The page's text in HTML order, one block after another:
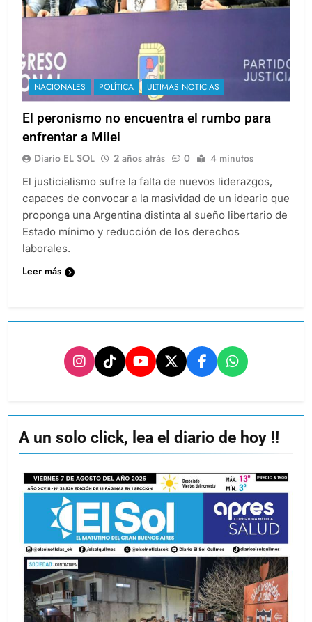
NACIONALES POLÍTICA ULTIMAS NOTICIAS
El peronismo no encuentra el rumbo para
enfrentar a Milei
Diario EL SOL 2 años atrás 0 4 minutos
El justicialismo sufre la falta de nuevos liderazgos,
capaces de convocar a la masividad de un ideario que
proponga una Argentina distinta al sueño libertario de
Estado mínimo y reducción de los derechos
laborales.
Leer más
A un solo click, lea el diario de hoy !!